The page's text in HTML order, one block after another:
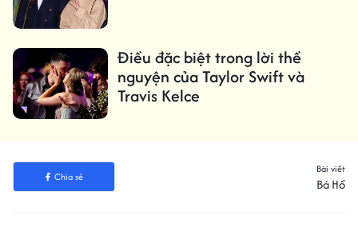
Điều đặc biệt trong lời thề
nguyện của Taylor Swift và
Travis Kelce
Chia sẻ
Bài viết
Bá Hổ